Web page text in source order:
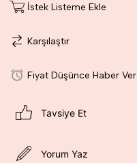
İstek Listeme Ekle
Karşılaştır
Fiyat Düşünce Haber Ver
Tavsiye Et
Yorum Yaz